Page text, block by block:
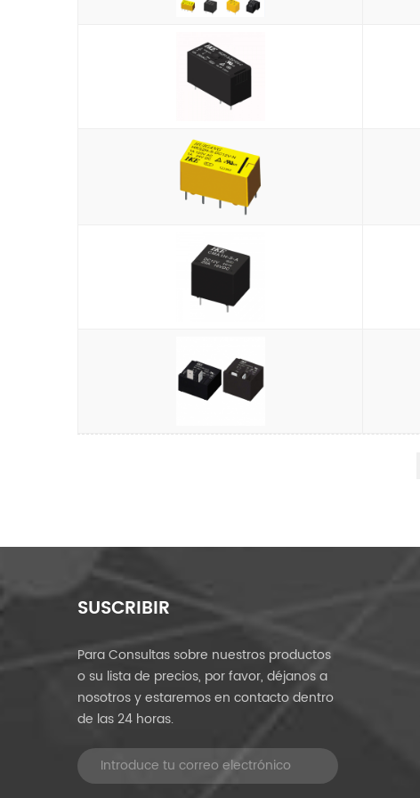
SUSCRIBIR
Para Consultas sobre nuestros productos
o su lista de precios, por favor, déjanos a
nosotros y estaremos en contacto dentro
de las 24 horas.